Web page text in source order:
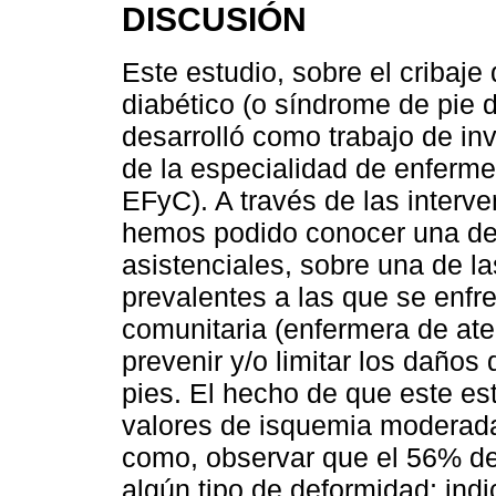
DISCUSIÓN
Este estudio, sobre el
diabético (o síndrome de pie
desarrolló como trabajo de
de la especialidad de
EFyC). A través de las
hemos podido conocer una
asistenciales, sobre una de
prevalentes a las que se
comunitaria (enfermera de
prevenir y/o limitar los daños
pies. El hecho de que este
valores de isquemia
como, observar que el 56%
algún tipo de deformidad;